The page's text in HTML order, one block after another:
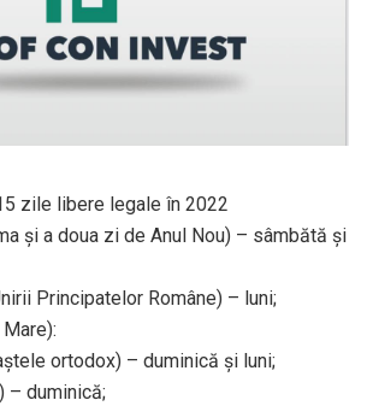
zile libere legale în 2022
şi a doua zi de Anul Nou) – sâmbătă şi
Principatelor Române) – luni;
ortodox) – duminică şi luni;
– duminică;